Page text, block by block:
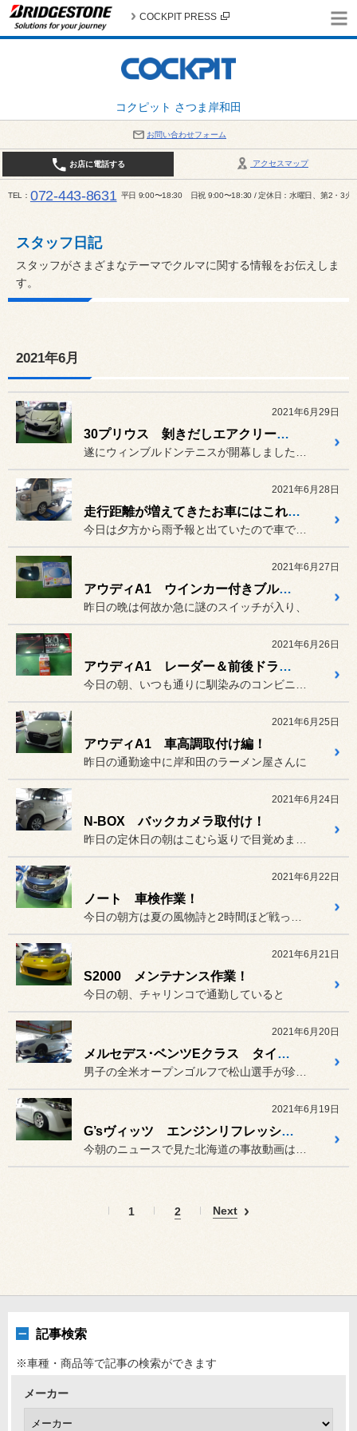
コクピット さつま岸和田
COCKPIT PRESS
お問い合わせフォーム
アクセスマップ
お店に電話する
TEL 072-443-8631 平日 9:00〜18:30 日祝 9:00〜18:30 / 定休日：水曜日、第2・3火
スタッフ日記
スタッフがさまざまなテーマでクルマに関する情報をお伝えしま
す。
2021年6月
2021年6月29日
30プリウス 剝きだしエアクリーナー取り付け！
2021年6月28日
走行距離が増えてきたお車にはこれがオススメ！
2021年6月27日
アウディA1 ウインカー付きブルーレンズミラー取付け！
昨日の晩は何故か急に謎のスイッチが入り、
2021年6月26日
アウディA1 レーダー＆前後ドラレコ取付け！
2021年6月25日
アウディA1 車高調取付け編！
昨日の通勤途中に岸和田のラーメン屋さんに
2021年6月24日
N-BOX バックカメラ取付け！
2021年6月22日
ノート 車検作業！
2021年6月21日
S2000 メンテナンス作業！
今日の朝、チャリンコで通勤していると
2021年6月20日
メルセデス･ベンツEクラス タイヤ交換！
2021年6月19日
G’sヴィッツ エンジンリフレッシュ！
1 2 Next
記事検索
※車種・商品等で記事の検索ができます
メーカー